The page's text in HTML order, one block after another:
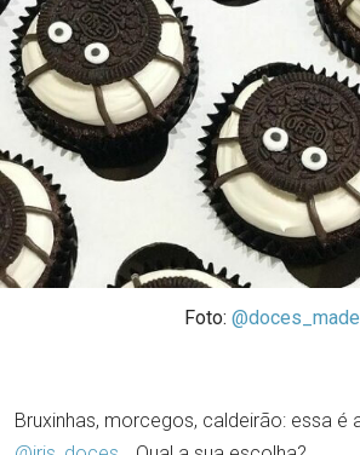
Foto: @doces_made
Bruxinhas, morcegos, caldeirão: essa é